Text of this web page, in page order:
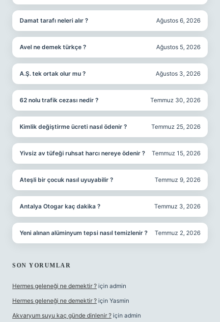
Damat tarafı neleri alır ? Ağustos 6, 2026
Avel ne demek türkçe ? Ağustos 5, 2026
A.Ş. tek ortak olur mu ? Ağustos 3, 2026
62 nolu trafik cezası nedir ? Temmuz 30, 2026
Kimlik değiştirme ücreti nasıl ödenir ? Temmuz 25, 2026
Yivsiz av tüfeği ruhsat harcı nereye ödenir ? Temmuz 15, 2026
Ateşli bir çocuk nasıl uyuyabilir ? Temmuz 9, 2026
Antalya Otogar kaç dakika ? Temmuz 3, 2026
Yeni alınan alüminyum tepsi nasıl temizlenir ? Temmuz 2, 2026
SON YORUMLAR
Hermes geleneği ne demektir ? için admin
Hermes geleneği ne demektir ? için Yasmin
Akvaryum suyu kaç günde dinlenir ? için admin